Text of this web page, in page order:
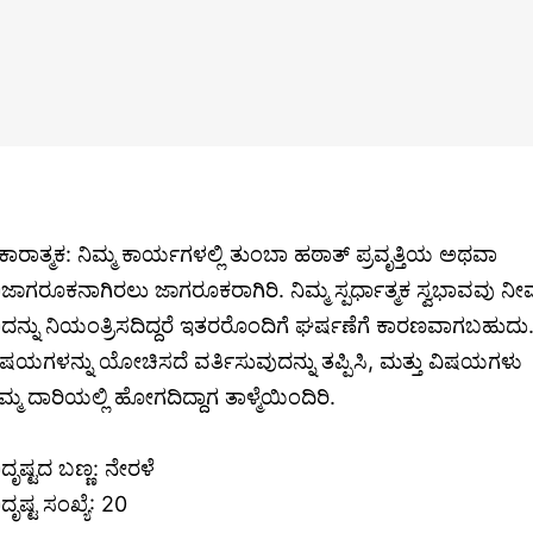
ನಿಮ್ಮ ಕಾರ್ಯಗಳಲ್ಲಿ ತುಂಬಾ ಹಠಾತ್ ಪ್ರವೃತ್ತಿಯ ಅಥವಾ
ಜಾಗರೂಕರಾಗಿರಿ. ನಿಮ್ಮ ಸ್ಪರ್ಧಾತ್ಮಕ ಸ್ವಭಾವವು
ನಿಯಂತ್ರಿಸದಿದ್ದರೆ ಇತರರೊಂದಿಗೆ ಘರ್ಷಣೆಗೆ ಕಾರಣವಾಗಬಹುದು.
ಯೋಚಿಸದೆ ವರ್ತಿಸುವುದನ್ನು ತಪ್ಪಿಸಿ, ಮತ್ತು ವಿಷಯಗಳು
ದಾರಿಯಲ್ಲಿ ಹೋಗದಿದ್ದಾಗ ತಾಳ್ಮೆಯಿಂದಿರಿ.
ಬಣ್ಣ: ನೇರಳೆ
ಸಂಖ್ಯೆ: 20